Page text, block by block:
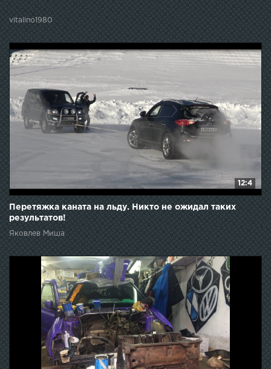
vitalino1980
12:4
Перетяжка каната на льду. Никто не ожидал таких
результатов!
Яковлев Миша